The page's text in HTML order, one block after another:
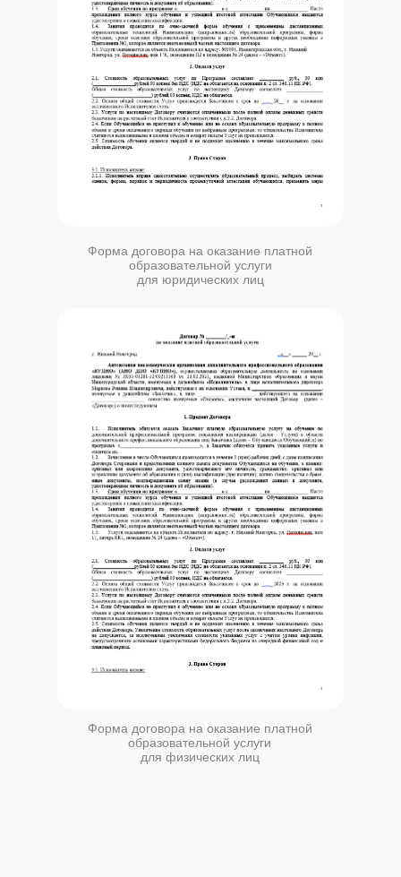
Форма договора на оказание платной
образовательной услуги
для физических лиц
Форма договора на оказание платной
образовательной услуги
для юридических лиц